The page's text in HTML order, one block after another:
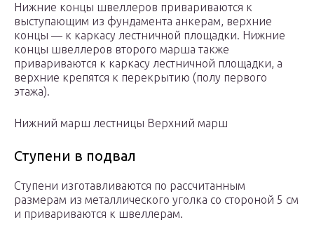
Нижние концы швеллеров привариваются к
выступающим из фундамента анкерам, верхние
концы — к каркасу лестничной площадки. Нижние
концы швеллеров второго марша также
привариваются к каркасу лестничной площадки, а
верхние крепятся к перекрытию (полу первого
этажа).
Нижний марш лестницы Верхний марш
Ступени в подвал
Ступени изготавливаются по рассчитанным
размерам из металлического уголка со стороной 5 см
и привариваются к швеллерам.